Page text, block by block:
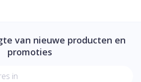
van nieuwe producten en
promoties